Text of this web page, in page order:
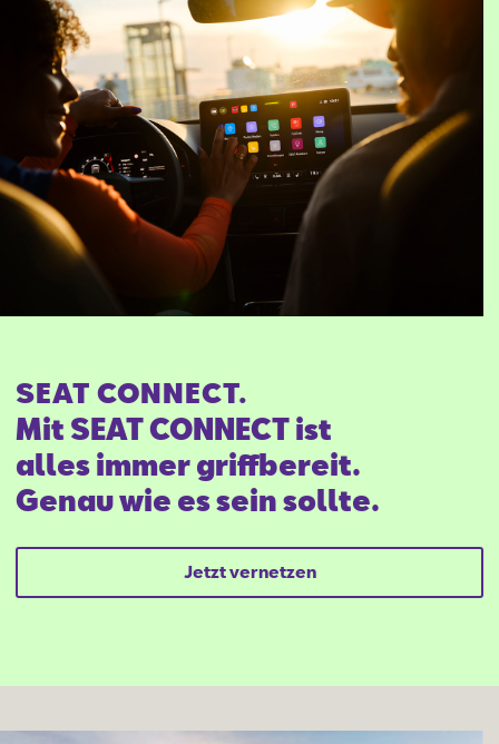
SEAT CONNECT.
Mit SEAT CONNECT ist
alles immer griffbereit.
Genau wie es sein sollte.
Jetzt vernetzen